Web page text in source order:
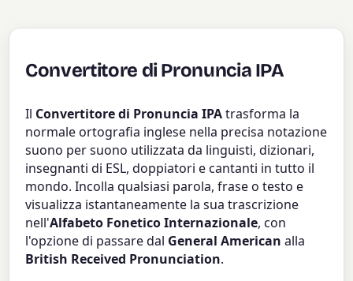
Convertitore di Pronuncia IPA
Il Convertitore di Pronuncia IPAtrasforma la
normale ortografia inglese nella precisa notazione
suono per suono utilizzata da linguisti, dizionari,
insegnanti di ESL, doppiatori e cantanti in tutto il
mondo. Incolla qualsiasi parola, frase o testo e
visualizza istantaneamente la sua trascrizione
nell'Alfabeto Fonetico Internazionale, con
l'opzione di passare dal General American alla
British Received Pronunciation.